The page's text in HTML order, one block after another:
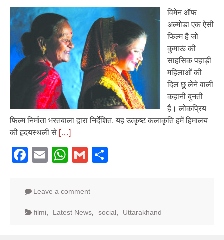
विमेन ऑफ
अल्मोडा एक ऐसी
फिल्म है जो
कुमाऊं की
साहसिक पहाड़ी
महिलाओं की
दिल छू लेने वाली
कहानी बुनती
है। लोकप्रिय
फिल्म निर्माता भरतबाला द्वारा निर्देशित, यह उत्कृष्ट कलाकृति हमें हिमालय
की हृदयस्थली से […]
Facebook
EmailWhatsApp
Gmail
Leave a comment
filmi Latest News social Uttarakhand